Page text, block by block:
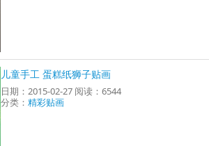
儿童手工 蛋糕纸狮子贴画
日期：2015-02-27 阅读：6544
分类：精彩贴画